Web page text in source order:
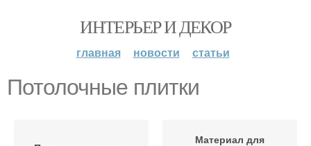
ИНТЕРЬЕР И ДЕКОР
главная новости статьи
Потолочные плитки
Материал для